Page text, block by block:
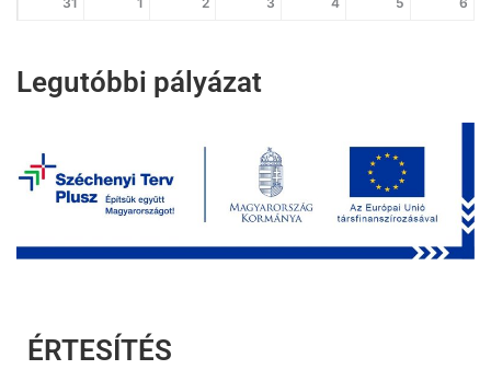
Legutóbbi pályázat
ÉRTESÍTÉS